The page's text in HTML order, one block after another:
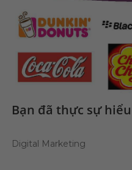
Bạn đã thực sự
Digital Marketing